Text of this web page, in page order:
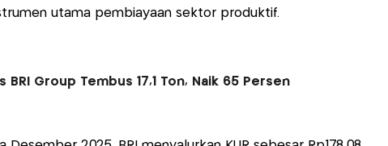
utama pembiayaan sektor produktif.
BRI Group Tembus 17,1 Ton, Naik 65 Persen